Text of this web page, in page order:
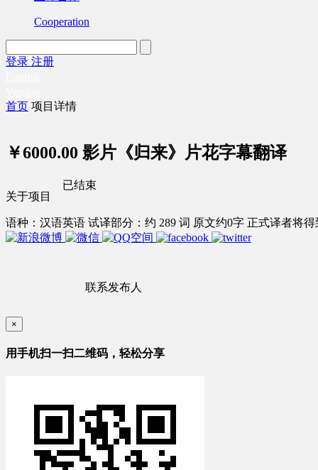
Cooperation
登录 注册
首页 项目详情
￥6000.00 影片《归来》片花字幕翻译
关于项目
语种：汉语英语 试译部分：约 289 词 原文约0字 正式译者将
联系发布人
已结束
×
用手机扫一扫二维码，轻松分享